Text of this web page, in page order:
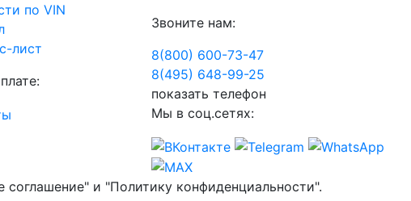
по VIN
лист
Звоните нам:
8(800) 600-73-47
8(495) 648-99-25
показать телефон
Мы в соц.сетях:
и "Политику конфиденциальности".